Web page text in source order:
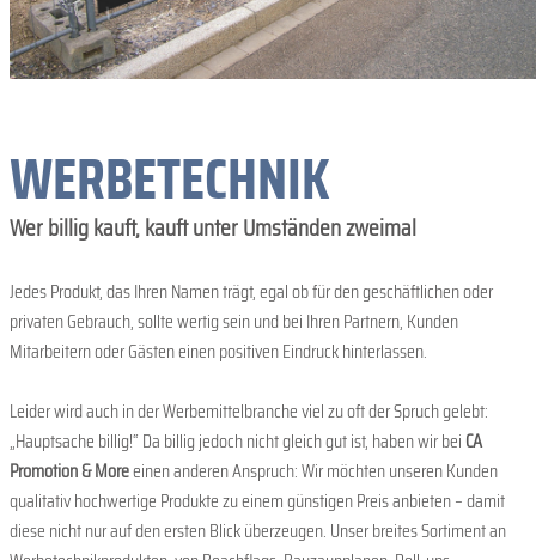
WERBETECHNIK
Wer billig kauft, kauft unter Umständen zweimal
Jedes Produkt, das Ihren Namen trägt, egal ob für den geschäftlichen oder
privaten Gebrauch, sollte wertig sein und bei Ihren Partnern, Kunden
Mitarbeitern oder Gästen einen positiven Eindruck hinterlassen.
Leider wird auch in der Werbemittelbranche viel zu oft der Spruch gelebt:
„Hauptsache billig!“ Da billig jedoch nicht gleich gut ist, haben wir bei CA
Promotion & Moreeinen anderen Anspruch: Wir möchten unseren Kunden
qualitativ hochwertige Produkte zu einem günstigen Preis anbieten – damit
diese nicht nur auf den ersten Blick überzeugen. Unser breites Sortiment an